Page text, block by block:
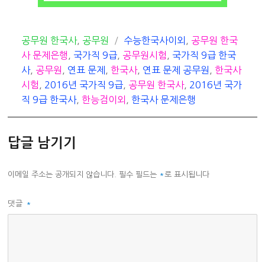
카
테
고
리
공무원 한국사, 공무원
태
그
수능한국사이외
공무원 한국
사 문제은행
국가직 9급 공무원시험
국가직 9급 한국
사, 공무원 연표 문제 ,한국사, 연표 문제 공무원 ,한국사
시험
2016년 국가직 9급 공무원 한국사, 2016년 국가
직 9급 한국사,한능검이외 ,한국사 문제은행
답글 남기기
이메일 주소는 공개되지 않습니다. 필수 필드는 *로 표시됩니다
댓글 *